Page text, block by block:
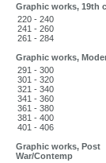
Graphic works, 19th
220 - 240
241 - 260
261 - 284
Graphic works,
291 - 300
301 - 320
321 - 340
341 - 360
361 - 380
381 - 400
401 - 406
Graphic works, Post
War/Contemp